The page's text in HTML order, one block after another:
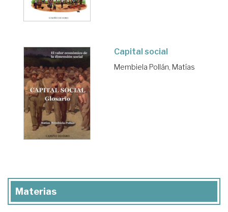
Capital social
Membiela Pollán, Matías
Materias